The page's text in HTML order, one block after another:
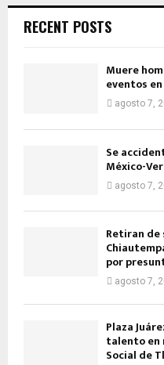
RECENT POSTS
Muere
eventos
agosto 7,
Se
México-
agosto 7,
Retiran de
por
agosto 7,
Plaza
talento en
Social de